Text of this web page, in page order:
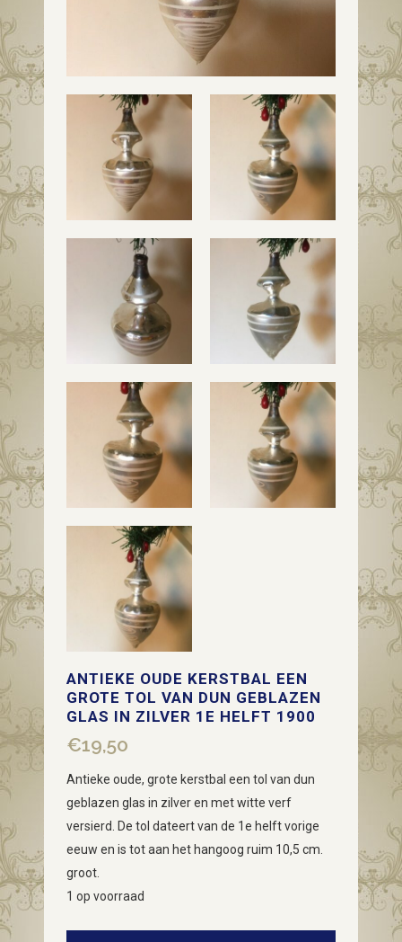
ANTIEKE OUDE KERSTBAL EEN
GROTE TOL VAN DUN GEBLAZEN
GLAS IN ZILVER 1E HELFT 1900
€19,50
Antieke oude, grote kerstbal een tol van dun
geblazen glas in zilver en met witte verf
versierd. De tol dateert van de 1e helft vorige
eeuw en is tot aan het hangoog ruim 10,5 cm.
groot.
1 op voorraad